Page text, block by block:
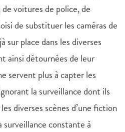
de voitures de police, de
de substituer les caméras de
sur place dans les diverses
ainsi détournées de leur
servent plus à capter les
la surveillance dont ils
diverses scènes d’une fiction
constante à